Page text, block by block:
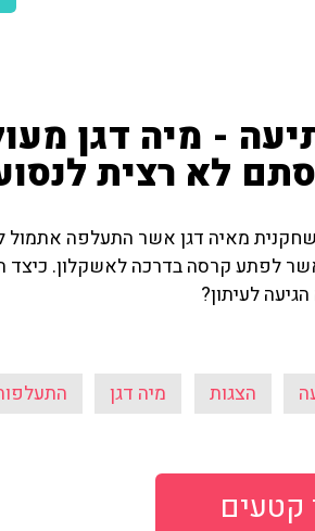
- מיה דגן
לא רצית
מאיה דגן אשר התעלפה
לפתע קרסה בדרכה לאשקלון.
לעיתון?
הצגות מיה דגן
קטעים